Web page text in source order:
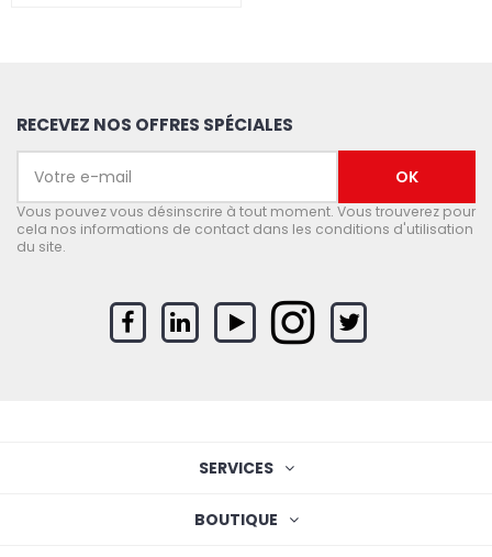
RECEVEZ NOS OFFRES SPÉCIALES
Vous pouvez vous désinscrire à tout moment. Vous trouverez pour
cela nos informations de contact dans les conditions d'utilisation
du site.
SERVICES
BOUTIQUE